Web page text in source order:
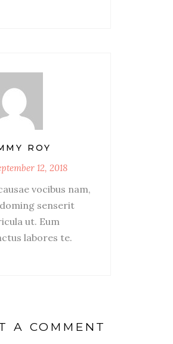
ROY
12, 2018
vocibus nam,
senserit
ut. Eum
labores te.
A COMMENT